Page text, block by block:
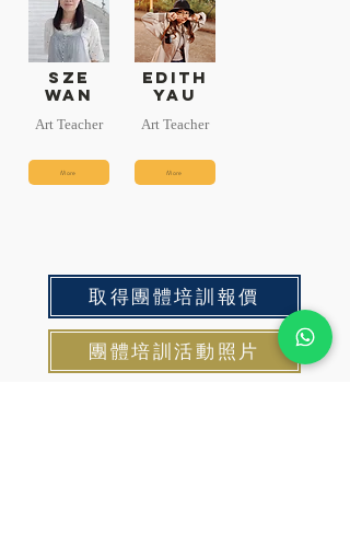
Sze
Wan
More
Edith
Yau
More
Art Teacher Art Teacher
取得團體培訓報價
團體培訓活動照片